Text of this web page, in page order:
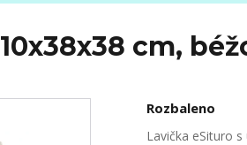
cm,
Rozbaleno
Lavička eSituro